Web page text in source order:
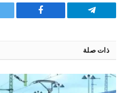
تيلقرام فيسبوك
ذات صلة